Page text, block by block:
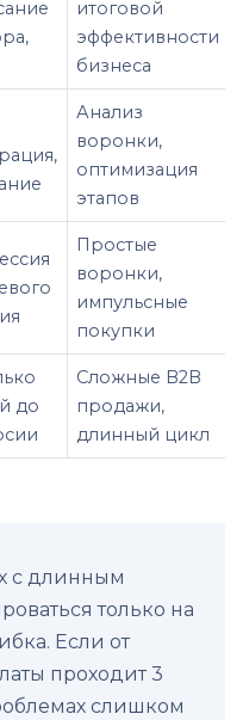
итоговой
эффективности
бизнеса
Анализ
воронки,
оптимизация
этапов
Простые
воронки,
импульсные
покупки
до
Сложные B2B
продажи,
длинный цикл
с длинным
только на
Если от
проходит 3
слишком